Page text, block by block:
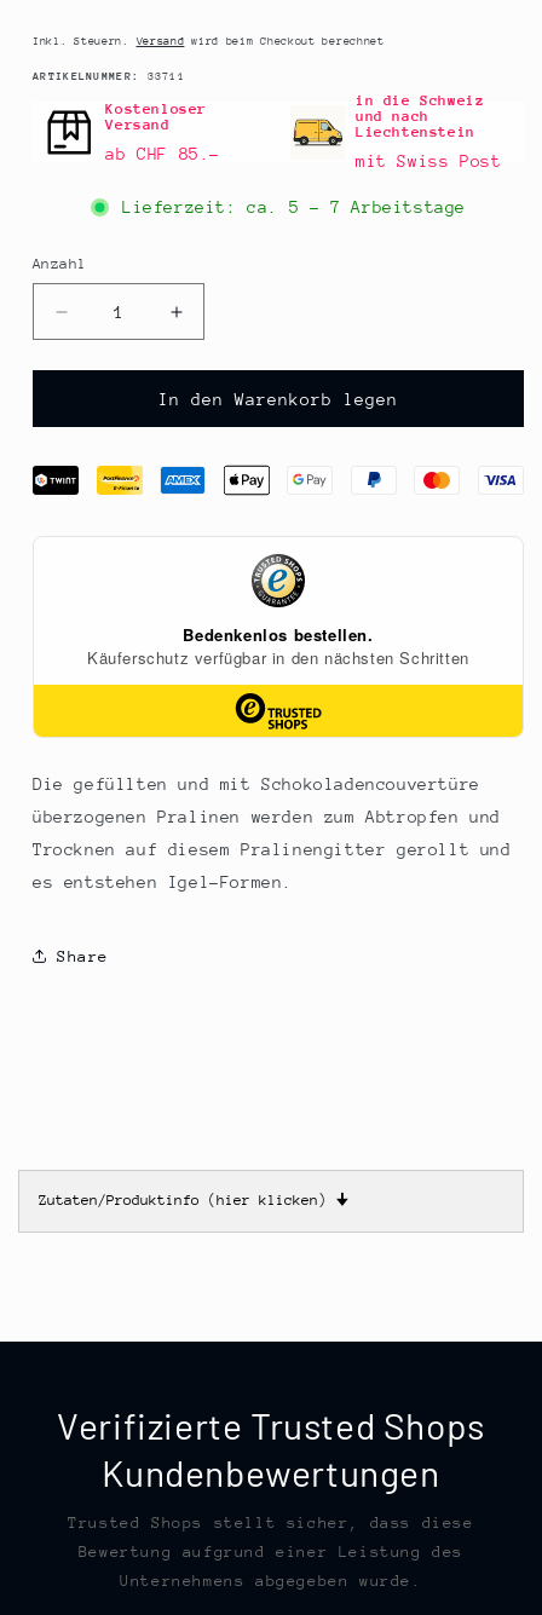
Inkl. Steuern.Versand wird beim Checkout berechnet
ARTIKELNUMMER: SKU:
33711
Kostenloser
Versand
ab CHF 85.–
in die Schweiz
und nach
Liechtenstein
mit Swiss Post
Lieferzeit: ca. 5 - 7 Arbeitstage
Anzahl
Anzahl
Verringere
die
Menge
Pralinen-
für
Igel-
Erhöhe
die
Menge
für
Pralinen-
für
Igel-
47x31cm,
In den Warenkorb legen
Die gefüllten und mit Schokoladencouvertüre
überzogenen Pralinen werden zum Abtropfen und
Trocknen auf diesem Pralinengitter gerollt und
es entstehen Igel-Formen.
Share
Zutaten/Produktinfo (hier klicken) 🠋
Verifizierte Trusted Shops
Kundenbewertungen
Trusted Shops stellt sicher, dass diese
Bewertung aufgrund einer Leistung des
Unternehmens abgegeben wurde.